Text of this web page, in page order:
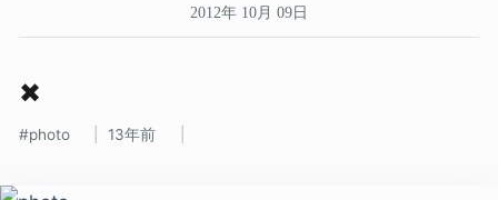
2012年 10月 09日
✖
photo 13年前